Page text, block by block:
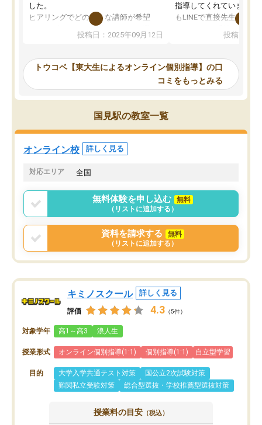
した。
ヒアリングでどのような講師が希望
か、オプションは付帯するかなど選ぶ
事が出来ました。
ーティングを行い、その講師で良いか
見てから講師を決定する事ができま
す。
うちの子は、初回面談の講師の方で決
オンラインツールを使用した単語帳の
共有があり宿題もそちらで出される形
でした。
言う事で講師変更の申し出があり、あ
まりに短期での変更だった為、塾に通
う事にして退会しました。遅れも取り
戻せ、授業内容や講師の方は良かった
と思います。
投稿日：2025年09月12日
指導してくれています。
もLINEで直接先生に質問
めれるので、個人に合
いなのがあり(有料)、受
ことをどんなスケジュー
くか相談したのですが、
ち期待したものではなく
くなってきたようなので
投稿日：
トウコベ【東大生によるオンライン個別指導】の口
コミをもっとみる
国見駅の教室一覧
オンライン校 詳しく見る
対応エリア 全国
無料体験を申し込む
無料
（リストに追加する）
資料を請求する
無料
（リストに追加する）
キミノスクール 詳しく見る
評価 4.3 （5件）
対象学年 高1～高3 浪人生
授業形式 オンライン個別指導(1:1) 個別指導(1:1) 自立型学習
目的 大学入学共通テスト対策
国公立2次試験対策
難関私立受験対策
総合型選抜・学校推薦型選抜対策
授業料の目安 （税込）